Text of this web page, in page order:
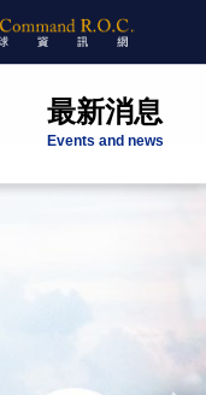
最新消息
Events and news